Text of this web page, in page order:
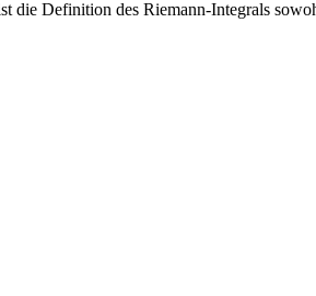
die Definition des Riemann-Integrals